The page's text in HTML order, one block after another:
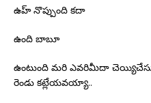
ఉహ్ నొప్పుంది కదా
ఉంది బాబూ
ఉంటుంది మరి ఎవరిమీదా
రెండు కట్లేయవయ్యా..